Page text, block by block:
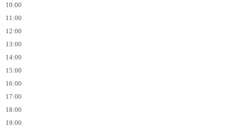
10:00
11:00
12:00
13:00
14:00
15:00
16:00
17:00
18:00
19:00